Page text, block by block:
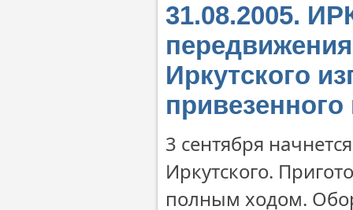
31.08.2005.
Иркутского
3 сентября
Иркутского.
полным ходом.